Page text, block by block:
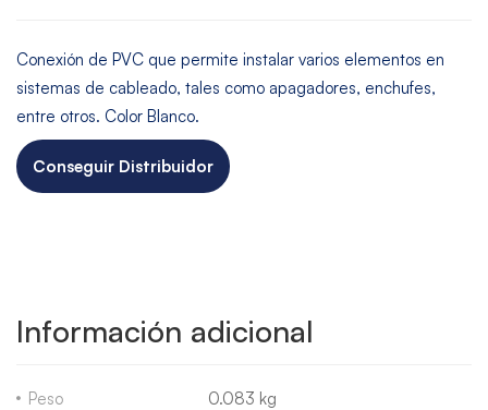
Conexión de PVC que permite instalar varios elementos en
sistemas de cableado, tales como apagadores, enchufes,
entre otros. Color Blanco.
Conseguir Distribuidor
Información adicional
Peso
0.083 kg